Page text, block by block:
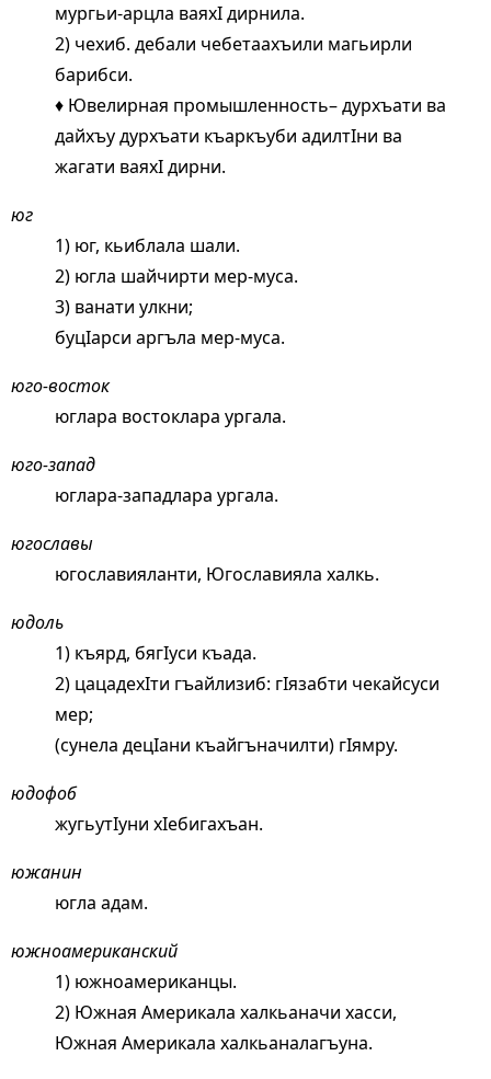
мургьи-арцла ваяхI дирнила.
2) чехиб. дебали чебетаахъили магьирли
барибси.
♦ Ювелирная промышленность– дурхъати ва
дайхъу дурхъати къаркъуби адилтIни ва
жагати ваяхI дирни.
юг
1) юг, кьиблала шали.
2) югла шайчирти мер-муса.
3) ванати улкни;
буцIарси аргъла мер-муса.
юго-восток
юглара востоклара ургала.
юго-запад
юглара-западлара ургала.
югославы
югославияланти, Югославияла халкь.
юдоль
1) къярд, бягIуси къада.
2) цацадехIти гъайлизиб: гIязабти чекайсуси
мер;
(сунела децIани къайгъначилти) гIямру.
юдофоб
жугьутIуни хIебигахъан.
южанин
югла адам.
южноамериканский
1) южноамериканцы.
2) Южная Америкала халкьаначи хасси,
Южная Америкала халкьаналагъуна.